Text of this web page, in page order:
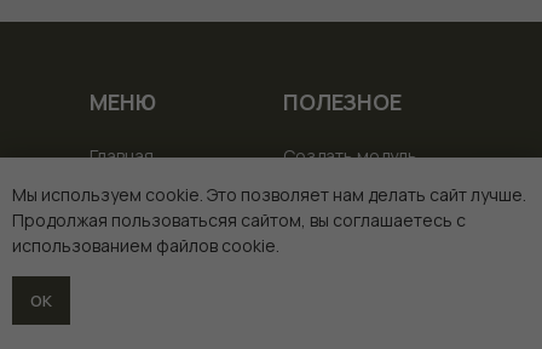
МЕНЮ
Главная
Модули
Создать модуль
Получить каталог
ПОЛЕЗНОЕ
Акции
Получить гайд
Мы используем cookie. Это позволяет нам делать сайт лучше.
Продолжая пользоватьсяя сайтом, вы соглашаетесь с
использованием файлов cookie.
ОК